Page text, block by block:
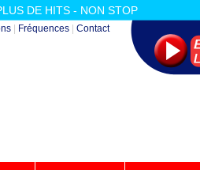
DE HITS - NON STOP
Fréquences Contact